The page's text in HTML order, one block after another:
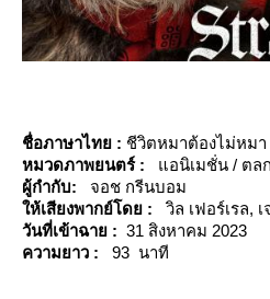
ชื่อภาษาไทย : ชีวิตหมาต้องไม่หมา
หมวดภาพยนตร์ : อนิเมชั่น / ตล
ผู้กำกับ: จอช กรีนบอม
ห้เสียงพากย์โดย : วิล เฟอร์เรล,
วันที่เข้าฉาย : 31 สิงหาคม 2023
ความยาว :
93 นาที